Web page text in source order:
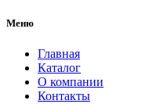
Меню
Главная
Каталог
О компании
Контакты